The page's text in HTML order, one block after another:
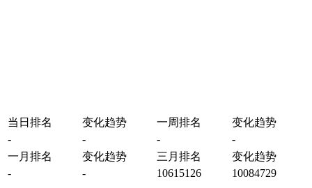
当日排名 变化趋势 一周排名
变化趋势
-
- -
-
一月排名
变化趋势 三月排名
变化趋势
-
- 10615126 10084729